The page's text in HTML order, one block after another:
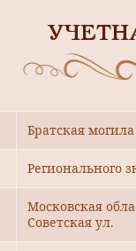
Братская
Регионального
Московская
Советская ул.